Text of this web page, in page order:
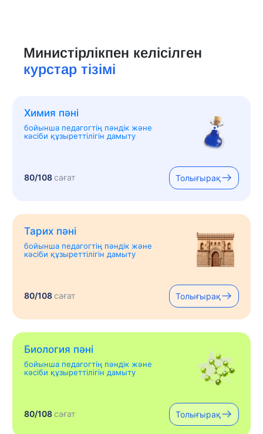
Министірлікпен келісілген
курстар тізімі
Химия пәні
бойынша педагогтің пәндік және
кәсіби құзыреттілігін дамыту
80/108сағат Толығырақ
Тарих пәні
бойынша педагогтің пәндік және
кәсіби құзыреттілігін дамыту
80/108сағат Толығырақ
Биология пәні
бойынша педагогтің пәндік және
кәсіби құзыреттілігін дамыту
80/108сағат Толығырақ